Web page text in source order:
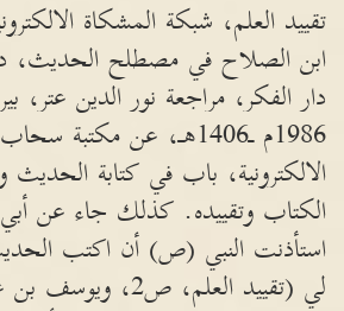
ابن الصلاح في مصطلح الحديث،
دار الفكر، مراجعة نور الدين عتر،
1986م ـ1406هـ، عن مكتبة
الالكترونية، باب في كتابة
الكتاب وتقييده. كذلك جاء عن
استأذنت النبي (ص) أن اكتب
لي (تقييد العلم، ص2،